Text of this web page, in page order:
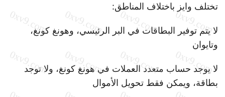
تختلف وايز باختلاف المناطق:
لا يتم توفير البطاقات في البر الرئيسي، وهونغ كونغ،
وتايوان
لا يوجد حساب متعدد العملات في هونغ كونغ، ولا توجد
بطاقة، ويمكن فقط تحويل الأموال